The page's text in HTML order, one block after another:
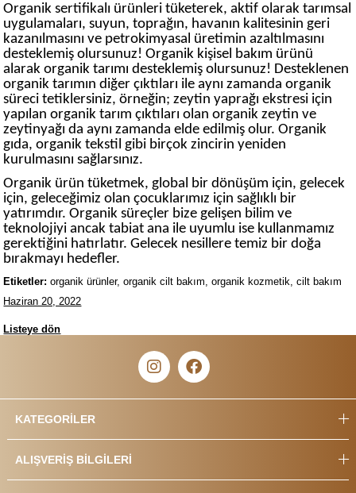
Organik serti­fikalı ürünleri tüketerek, aktif olarak tarımsal
uygulamaları, suyun, toprağın, havanın kalitesinin geri
kazanılmasını ve petrokimyasal üretimin azaltılmasını
desteklemiş olursunuz! Organik kişisel bakım ürünü
alarak organik tarımı desteklemiş olursunuz! Desteklenen
organik tarımın diğer çıktıları ile aynı zamanda organik
süreci tetiklersiniz, örneğin; zeytin yaprağı ekstresi için
yapılan organik tarım çıktıları olan organik zeytin ve
zeytinyağı da aynı zamanda elde edilmiş olur. Organik
gıda, organik tekstil gibi birçok zincirin yeniden
kurulmasını sağlarsınız.
Organik ürün tüketmek, global bir dönüşüm için, gelecek
için, geleceğimiz olan çocuklarımız için sağlıklı bir
yatırımdır. Organik süreçler bize gelişen bilim ve
teknolojiyi ancak tabiat ana ile uyumlu ise kullanmamız
gerektiğini hatırlatır. Gelecek nesillere temiz bir doğa
bırakmayı hedefler.
Etiketler: organik ürünler, organik cilt bakım, organik kozmetik, cilt bakım
Haziran 20, 2022
Listeye dön
KATEGORİLER
ALIŞVERİŞ BİLGİLERİ